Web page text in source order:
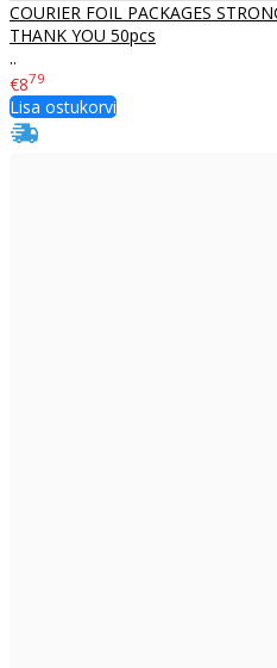
COURIER FOIL PACKAGES
THANK YOU 50pcs
..
€879
Lisa ostukorvi